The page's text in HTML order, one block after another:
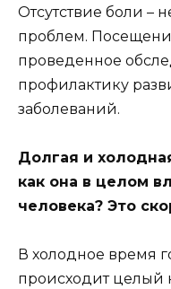
Отсутствие боли –
проблем.
проведенное
профилактику
заболеваний.
Долгая и
как она в целом
человека? Это
В холодное время
происходит целый